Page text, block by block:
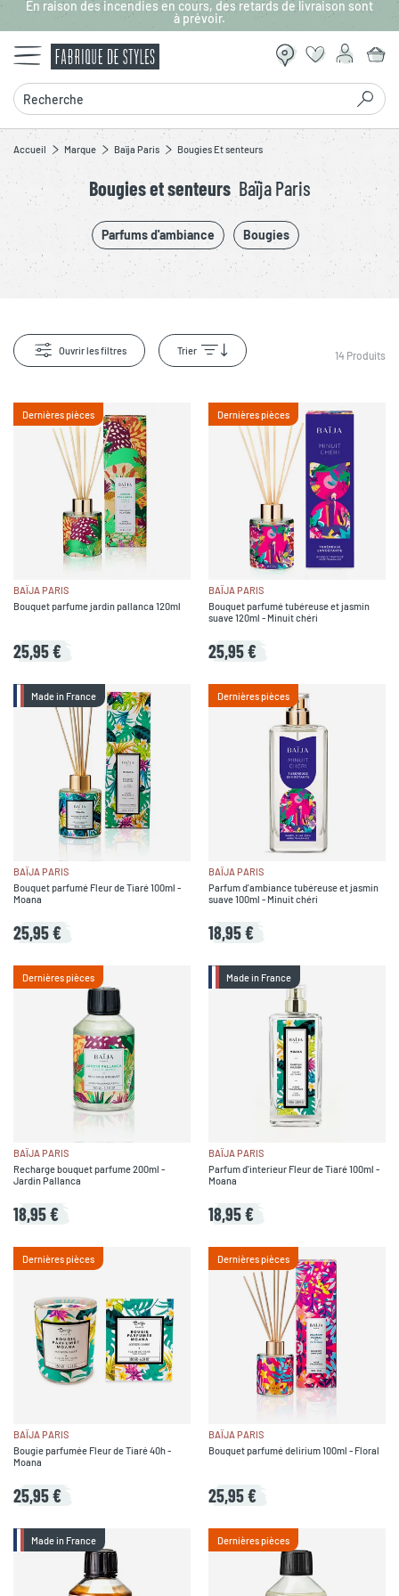
Aller au contenu principal
En raison des incendies en cours, des retards de livraison sont
à prévoir.
Recherche
Accueil Marque Baïja Paris Bougies Et senteurs
Bougies et senteurs Baïja Paris
Parfums d'ambiance Bougies
Ouvrir les filtres Trier 14 Produits
Dernières pièces
BAÏJA PARIS
Bouquet parfume jardin pallanca 120ml
25,95 €
Dernières pièces
BAÏJA PARIS
Bouquet parfumé tubéreuse et jasmin
suave 120ml - Minuit chéri
25,95 €
Made in France
BAÏJA PARIS
Bouquet parfumé Fleur de Tiaré 100ml -
Moana
25,95 €
Dernières pièces
BAÏJA PARIS
Parfum d'ambiance tubéreuse et jasmin
suave 100ml - Minuit chéri
18,95 €
Dernières pièces
BAÏJA PARIS
Recharge bouquet parfume 200ml -
Jardin Pallanca
18,95 €
Made in France
BAÏJA PARIS
Parfum d'interieur Fleur de Tiaré 100ml -
Moana
18,95 €
Dernières pièces
BAÏJA PARIS
Bougie parfumée Fleur de Tiaré 40h -
Moana
25,95 €
Dernières pièces
BAÏJA PARIS
Bouquet parfumé delirium 100ml - Floral
25,95 €
Made in France Dernières pièces